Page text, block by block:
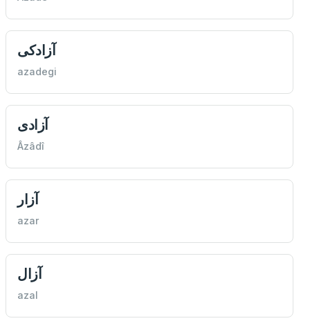
آزادكی
azadegi
آزادی
Âzâdî
آزار
azar
آزال
azal